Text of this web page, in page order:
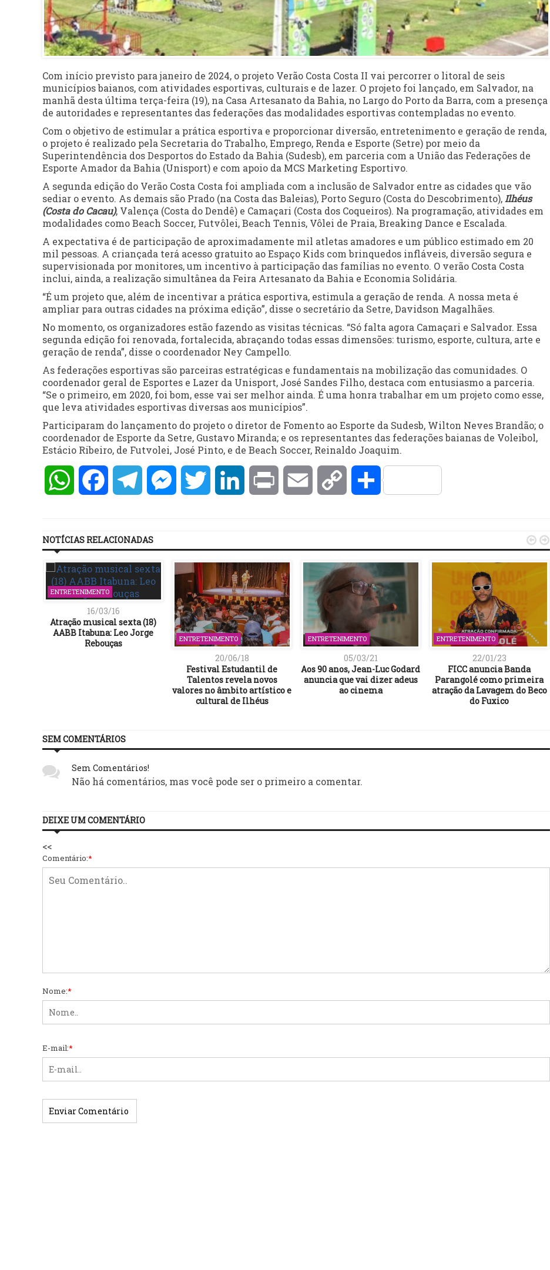
Com início previsto para janeiro de 2024, o projeto Verão Costa Costa II vai percorrer o litoral de seis
municípios baianos, com atividades esportivas, culturais e de lazer. O projeto foi lançado, em Salvador, na
manhã desta última terça-feira (19), na Casa Artesanato da Bahia, no Largo do Porto da Barra, com a presença
de autoridades e representantes das federações das modalidades esportivas contempladas no evento.
Com o objetivo de estimular a prática esportiva e proporcionar diversão, entretenimento e geração de renda,
o projeto é realizado pela Secretaria do Trabalho, Emprego, Renda e Esporte (Setre) por meio da
Superintendência dos Desportos do Estado da Bahia (Sudesb), em parceria com a União das Federações de
Esporte Amador da Bahia (Unisport) e com apoio da MCS Marketing Esportivo.
A segunda edição do Verão Costa Costa foi ampliada com a inclusão de Salvador entre as cidades que vão
sediar o evento. As demais são Prado (na Costa das Baleias), Porto Seguro (Costa do Descobrimento),Ilhéus
(Costa do Cacau), Valença (Costa do Dendê) e Camaçari (Costa dos Coqueiros). Na programação, atividades em
modalidades como Beach Soccer, Futvôlei, Beach Tennis, Vôlei de Praia, Breaking Dance e Escalada.
A expectativa é de participação de aproximadamente mil atletas amadores e um público estimado em 20
mil pessoas. A criançada terá acesso gratuito ao Espaço Kids com brinquedos infláveis, diversão segura e
supervisionada por monitores, um incentivo à participação das famílias no evento. O verão Costa Costa
inclui, ainda, a realização simultânea da Feira Artesanato da Bahia e Economia Solidária.
“É um projeto que, além de incentivar a prática esportiva, estimula a geração de renda. A nossa meta é
ampliar para outras cidades na próxima edição”, disse o secretário da Setre, Davidson Magalhães.
No momento, os organizadores estão fazendo as visitas técnicas. “Só falta agora Camaçari e Salvador. Essa
segunda edição foi renovada, fortalecida, abraçando todas essas dimensões: turismo, esporte, cultura, arte e
geração de renda”, disse o coordenador Ney Campello.
As federações esportivas são parceiras estratégicas e fundamentais na mobilização das comunidades. O
coordenador geral de Esportes e Lazer da Unisport, José Sandes Filho, destaca com entusiasmo a parceria.
“Se o primeiro, em 2020, foi bom, esse vai ser melhor ainda. É uma honra trabalhar em um projeto como esse,
que leva atividades esportivas diversas aos municípios”.
Participaram do lançamento do projeto o diretor de Fomento ao Esporte da Sudesb, Wilton Neves Brandão; o
coordenador de Esporte da Setre, Gustavo Miranda; e os representantes das federações baianas de Voleibol,
Estácio Ribeiro, de Futvolei, José Pinto, e de Beach Soccer, Reinaldo Joaquim.
WhatsAppFacebookTelegramMessengerTwitter LinkedInPrint Email Copy Compartilhar
NOTÍCIAS RELACIONADAS
ENTRETENIMENTO
16/03/16
Atração musical sexta (18)
AABB Itabuna: Leo Jorge
Rebouças
ENTRETENIMENTO
20/06/18
Festival Estudantil de
Talentos revela novos
valores no âmbito artístico e
cultural de Ilhéus
ENTRETENIMENTO
05/03/21
Aos 90 anos, Jean-Luc Godard
anuncia que vai dizer adeus
ao cinema
ENTRETENIMENTO
22/01/23
FICC anuncia Banda
Parangolé como primeira
atração da Lavagem do Beco
do Fuxico
 
SEM COMENTÁRIOS
Sem Comentários!
Não há comentários, mas você pode ser o primeiro a comentar.
DEIXE UM COMENTÁRIO
<<
Comentário:*
Nome:*
E-mail:*